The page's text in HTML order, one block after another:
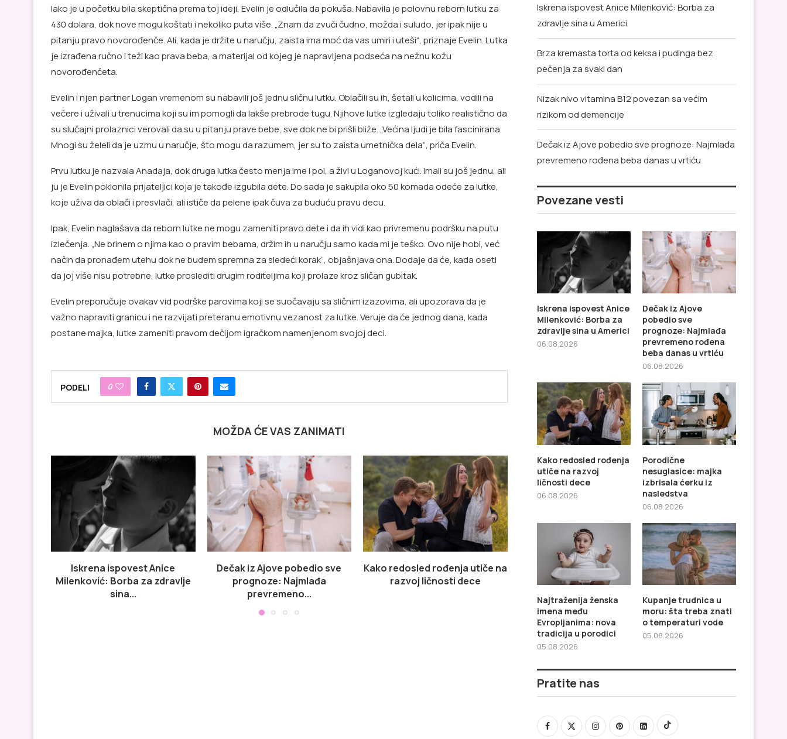
Iako je u početku bila skeptična prema toj ideji, Evelin je odlučila da pokuša. Nabavila je polovnu reborn lutku za
430 dolara, dok nove mogu koštati i nekoliko puta više. „Znam da zvuči čudno, možda i suludo, jer ipak nije u
pitanju pravo novorođenče. Ali, kada je držite u naručju, zaista ima moć da vas umiri i uteši“, priznaje Evelin. Lutka
je izrađena ručno i teži kao prava beba, a materijal od kojeg je napravljena podseća na nežnu kožu
novorođenčeta.
Evelin i njen partner Logan vremenom su nabavili još jednu sličnu lutku. Oblačili su ih, šetali u kolicima, vodili na
večere i uživali u trenucima koji su im pomogli da lakše prebrode tugu. Njihove lutke izgledaju toliko realistično da
su slučajni prolaznici verovali da su u pitanju prave bebe, sve dok ne bi prišli bliže. „Većina ljudi je bila fascinirana.
Mnogi su želeli da je uzmu u naručje, što mogu da razumem, jer su to zaista umetnička dela“, priča Evelin.
Prvu lutku je nazvala Anadaja, dok druga lutka često menja ime i pol, a živi u Loganovoj kući. Imali su još jednu, ali
ju je Evelin poklonila prijateljici koja je takođe izgubila dete. Do sada je sakupila oko 50 komada odeće za lutke,
koje uživa da oblači i presvlači, ali ističe da pelene ipak čuva za buduću pravu decu.
Ipak, Evelin naglašava da reborn lutke ne mogu zameniti pravo dete i da ih vidi kao privremenu podršku na putu
izlečenja. „Ne brinem o njima kao o pravim bebama, držim ih u naručju samo kada mi je teško. Ovo nije hobi, već
način da pronađem utehu dok ne budem spremna za sledeći korak“, objašnjava ona. Dodaje da će, kada oseti
da joj više nisu potrebne, lutke proslediti drugim roditeljima koji prolaze kroz sličan gubitak.
Evelin preporučuje ovakav vid podrške parovima koji se suočavaju sa sličnim izazovima, ali upozorava da je
važno napraviti granicu i ne razvijati preteranu emotivnu vezanost za lutke. Veruje da će jednog dana, kada
postane majka, lutke zameniti pravom dečijom igračkom namenjenom svojoj deci.
PODELI 0
MOŽDA ĆE VAS ZANIMATI
Iskrena ispovest Anice
Milenković: Borba za zdravlje
sina...
Dečak iz Ajove pobedio sve
prognoze: Najmlađa
prevremeno...
Kako redosled rođenja utiče na
razvoj ličnosti dece
Porodične nesuglasice: majka
izbrisala ćerku iz nasledstva
Najtraženija ženska
među Evropljanima:
Iskrena ispovest Anice Milenković: Borba za
zdravlje sina u Americi
Brza kremasta torta od keksa i pudinga bez
pečenja za svaki dan
Nizak nivo vitamina B12 povezan sa većim
rizikom od demencije
Dečak iz Ajove pobedio sve prognoze: Najmlađa
prevremeno rođena beba danas u vrtiću
Povezane vesti
Iskrena ispovest Anice
Milenković: Borba za
zdravlje sina u Americi
06.08.2026
Dečak iz Ajove
pobedio sve
prognoze: Najmlađa
prevremeno rođena
beba danas u vrtiću
06.08.2026
Kako redosled rođenja
utiče na razvoj
ličnosti dece
06.08.2026
Porodične
nesuglasice: majka
izbrisala ćerku iz
nasledstva
06.08.2026
Najtraženija ženska
imena među
Evropljanima: nova
tradicija u porodici
05.08.2026
Kupanje trudnica u
moru: šta treba znati
o temperaturi vode
05.08.2026
Pratite nas